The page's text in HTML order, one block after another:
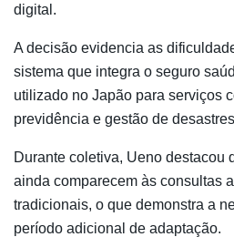
digital.
A decisão evidencia as
sistema que integra o seguro
utilizado no Japão para serviços
previdência e gestão de
Durante coletiva, Ueno destacou
ainda comparecem às consultas
tradicionais, o que demonstra a
período adicional de adaptação.